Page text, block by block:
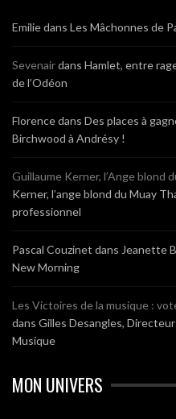
Emiliedans Les Mâchonnes de
Sevenairdans Hamlet, entre
de l’Odéon
Florencedans Des places à
Birchwood à Andrésy !
Guillaume Kerner, l’Ange blond
Kerner, l’ange blond du Muay
professionnel
Pascal Couzinet dans Jeanette
New Morning
Les Victoires de la musique :
dans Gilles Desangles,
Musique
MON UNIVERS